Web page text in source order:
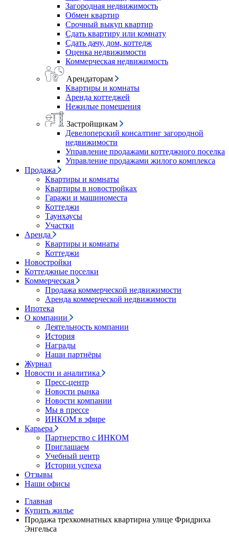
Загородная недвижимость
Обмен квартир
Срочный выкуп квартир
Сдать квартиру или комнату
Сдать дачу, дом, коттедж
Оценка недвижимости
Коммерческая недвижимость
Арендаторам
Квартиры и комнаты
Аренда коттеджей
Нежилые помещения
Застройщикам
Девелоперский консалтинг загородной
недвижимости
Управление продажами коттеджного поселка
Управление продажами жилого комплекса
Продажа
Квартиры и комнаты
Квартиры в новостройках
Гаражи и машиноместа
Коттеджи
Таунхаусы
Участки
Аренда
Квартиры и комнаты
Коттеджи
Новостройки
Коттеджные поселки
Коммерческая
Продажа коммерческой недвижимости
Аренда коммерческой недвижимости
Ипотека
О компании
Деятельность компании
История
Награды
Наши партнёры
Журнал
Новости и аналитика
Пресс-центр
Новости рынка
Новости компании
Мы в прессе
ИНКОМ в эфире
Карьера
Партнерство с ИНКОМ
Приглашаем
Учебный центр
Истории успеха
Отзывы
Наши офисы
Главная
Купить жилье
Продажа трехкомнатных квартирна улице Фридриха
Энгельса